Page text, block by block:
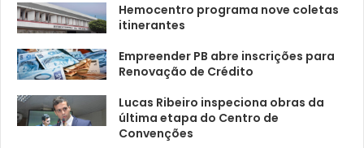
Hemocentro programa nove coletas
itinerantes
Empreender PB abre inscrições para
Renovação de Crédito
Lucas Ribeiro inspeciona obras da
última etapa do Centro de
Convenções